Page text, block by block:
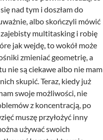
nad tym i doszłam do
albo skończyli mówić
zajebisty multitasking i robię
jak wejdę, to wokół może
zmieniać geometrię, a
nie są ciekawe albo nie mam
skupić. Teraz, kiedy już
swoje możliwości, nie
z koncentracją, po
muszę przyłożyć inny
używać swoich